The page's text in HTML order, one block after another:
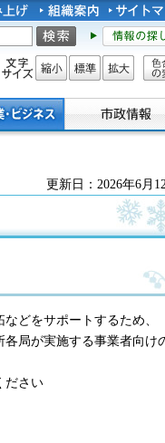
文字サイズ
縮小 標準 拡大
色
更新日：2026年6月
どをサポートするため、
各局が実施する事業者向け
ださい